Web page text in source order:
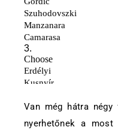
Van még hátra négy
nyerhetőnek a most